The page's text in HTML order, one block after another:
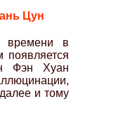
Цун
времени в
появляется
Фэн Хуан
и тому